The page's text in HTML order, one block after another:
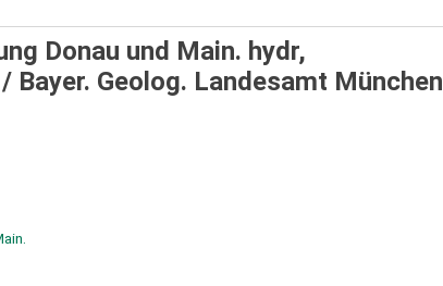
Donau und Main. hydr,
Bayer. Geolog. Landesamt München